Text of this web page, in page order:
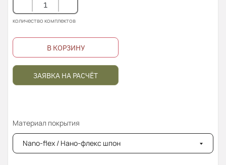
количество комплектов
В КОРЗИНУ
ЗАЯВКА НА РАСЧЁТ
Материал покрытия
Nano-flex / Нано-флекс шпон